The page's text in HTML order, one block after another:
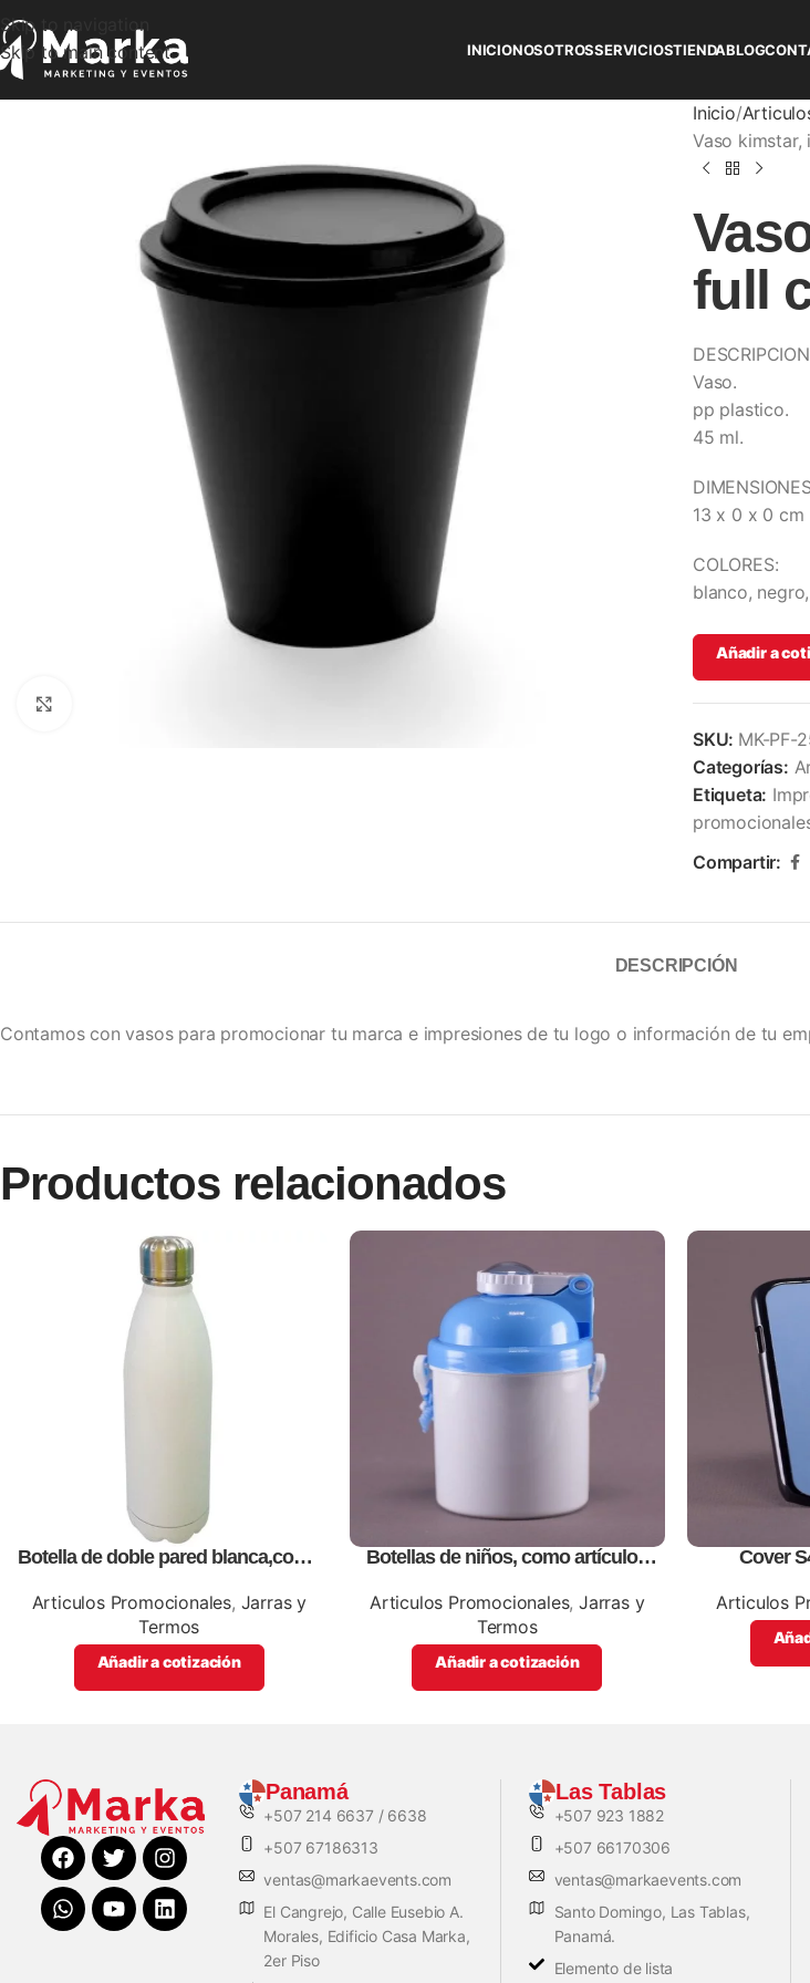
Skip to navigation
Skip to main content
INICIONOSOTROSSERVICIOSTIENDABLOG
Inicio
Vaso
full
Vaso.
pp plastico.
45 ml.
13 x 0 x 0 cm
COLORES:
blanco,
Añadir a
SKU: MK-PF-
Categorías:
Etiqueta:
Compartir:
DESCRIPCIÓN
Contamos con vasos para promocionar tu marca e impresiones de tu logo o información de tu
Productos relacionados
Botella de doble pared blanca,como
Articulos Promocionales, Jarras y
Termos
Añadir a cotización
Botellas de niños, como artículos
Articulos Promocionales,Jarras y
Termos
Añadir a cotización
Cover
Articulos
Panamá
+507 214 6637 / 6638
+507 67186313
ventas@markaevents.com
El Cangrejo, Calle Eusebio A.
Morales, Edificio Casa Marka,
2er Piso
Las Tablas
+507 923 1882
+507 66170306
ventas@markaevents.com
Santo Domingo, Las Tablas,
Panamá.
Elemento de lista